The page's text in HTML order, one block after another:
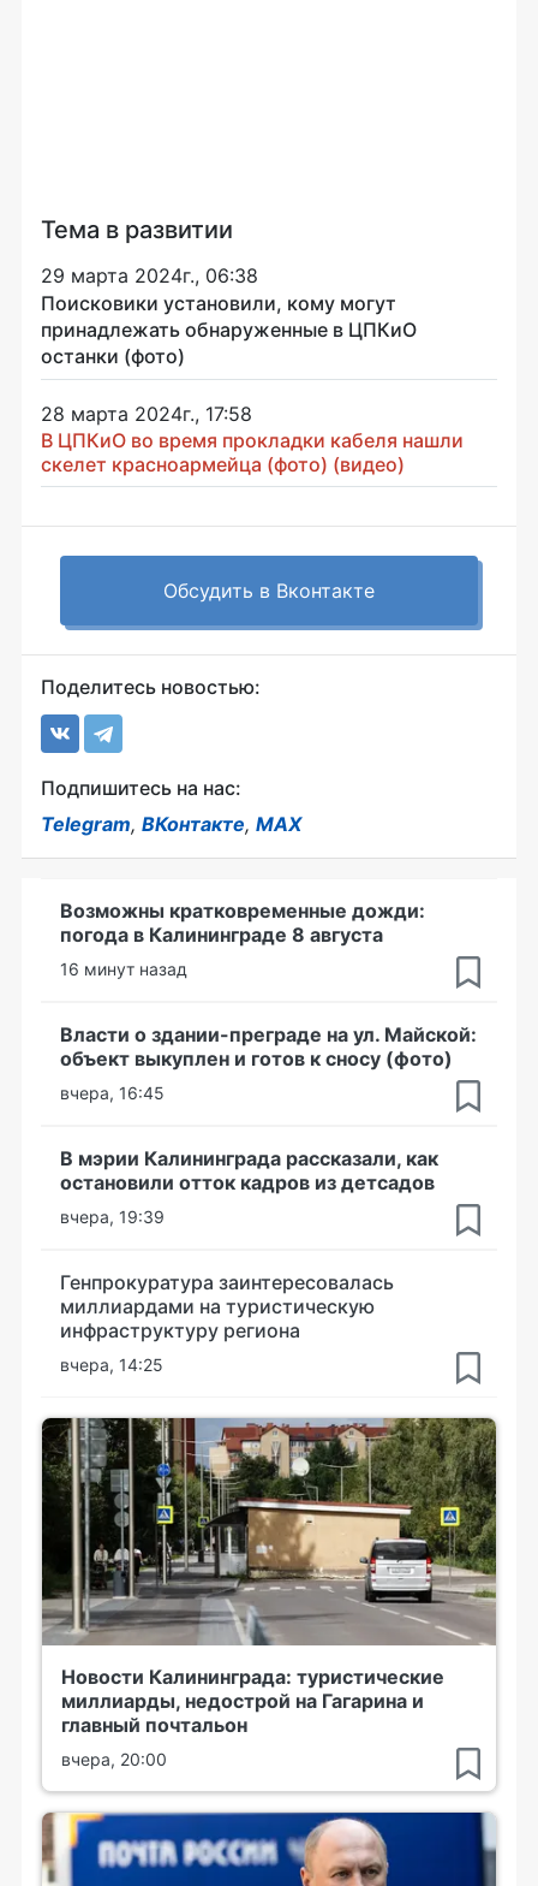
Тема в развитии
29 марта 2024г., 06:38
Поисковики установили, кому могут
принадлежать обнаруженные в ЦПКиО
останки (фото)
28 марта 2024г., 17:58
В ЦПКиО во время прокладки кабеля нашли
скелет красноармейца (фото) (видео)
Обсудить в Вконтакте
Поделитесь новостью:
Подпишитесь на нас:
Telegram, ВКонтакте, MAX
Возможны кратковременные дожди:
погода в Калининграде 8 августа
16 минут назад
Власти о здании-преграде на ул. Майской:
объект выкуплен и готов к сносу (фото)
вчера, 16:45
В мэрии Калининграда рассказали, как
остановили отток кадров из детсадов
вчера, 19:39
Генпрокуратура заинтересовалась
миллиардами на туристическую
инфраструктуру региона
вчера, 14:25
Новости Калининграда: туристические
миллиарды, недострой на Гагарина и
главный почтальон
вчера, 20:00